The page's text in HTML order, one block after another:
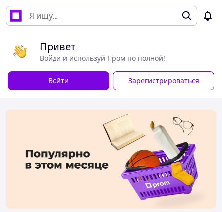
Привет
Войди и используй Пром по полной!
Войти Зарегистрироваться